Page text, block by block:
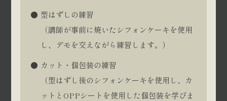
型はずしの練習
（講師が事前に焼いたシフォンケーキを使用
し、デモを交えながら練習します。）
カット・個包装の練習
（型はずし後のシフォンケーキを使用し、カ
ットとOPPシートを使用した個包装を学びま